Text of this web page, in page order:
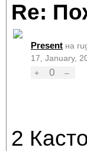
Re:
Present на
17, January,
+
0 –
2